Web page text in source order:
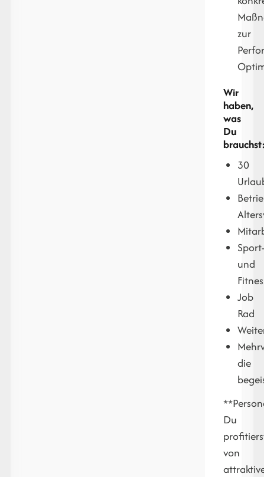
zur
Wir
haben,
was
Du
30
und
Job
Rad
die
Du
von